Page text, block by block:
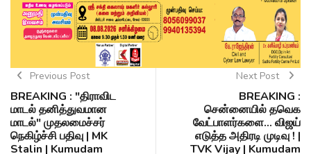
Previous Post
BREAKING : "திராவிட
மாடல் தனித்துவமான
மாடல்" முதலமைச்சர்
நெகிழ்ச்சி பதிவு | MK
Stalin | Kumudam
Next Post
BREAKING :
சென்னையில் தவெக
வேட்பாளர்களை... விஜய்
எடுத்த அதிரடி முடிவு ! |
TVK Vijay | Kumudam